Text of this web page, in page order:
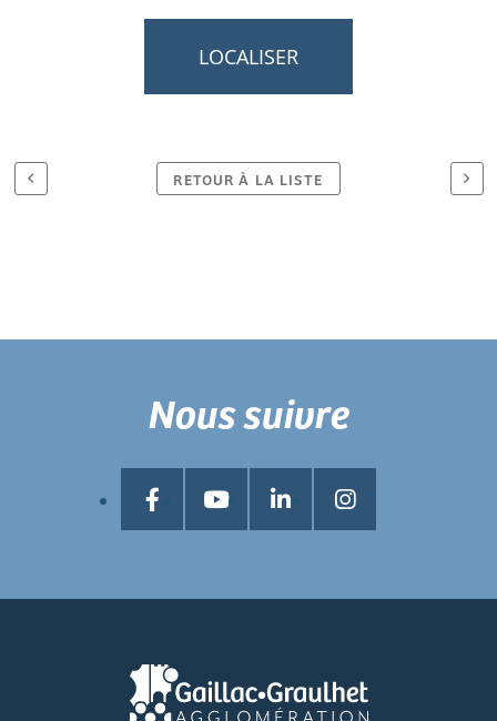
LOCALISER
RETOUR À LA LISTE
Nous suivre